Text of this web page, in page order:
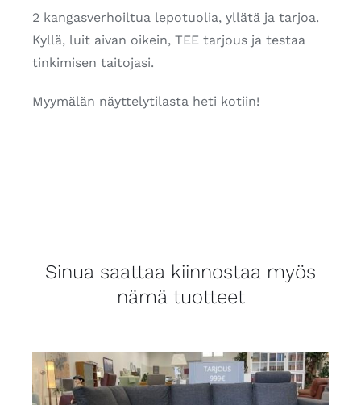
2 kangasverhoiltua lepotuolia, yllätä ja tarjoa.
Kyllä, luit aivan oikein, TEE tarjous ja testaa
tinkimisen taitojasi.
Myymälän näyttelytilasta heti kotiin!
Sinua saattaa kiinnostaa myös
nämä tuotteet